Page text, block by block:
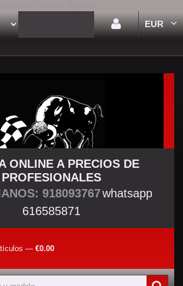
EUR
TIENDA TUNING
ONLINE A PRECIOS DE
PROFESIONALES
918093767whatsapp
616585871
— €0.00